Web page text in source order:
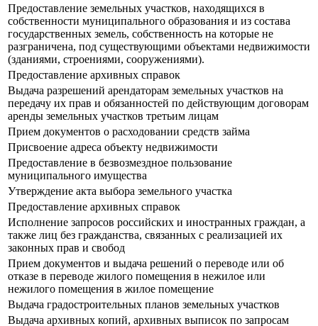
Предоставление земельных участков, находящихся в
собственности муниципального образования и из состава
государственных земель, собственность на которые не
разграничена, под существующими объектами недвижимости
(зданиями, строениями, сооружениями).
Предоставление архивных справок
Выдача разрешений арендаторам земельных участков на
передачу их прав и обязанностей по действующим договорам
аренды земельных участков третьим лицам
Прием документов о расходовании средств займа
Присвоение адреса объекту недвижимости
Предоставление в безвозмездное пользование
муниципального имущества
Утверждение акта выбора земельного участка
Предоставление архивных справок
Исполнение запросов российских и иностранных граждан, а
также лиц без гражданства, связанных с реализацией их
законных прав и свобод
Прием документов и выдача решений о переводе или об
отказе в переводе жилого помещения в нежилое или
нежилого помещения в жилое помещение
Выдача градостроительных планов земельных участков
Выдача архивных копий, архивных выписок по запросам